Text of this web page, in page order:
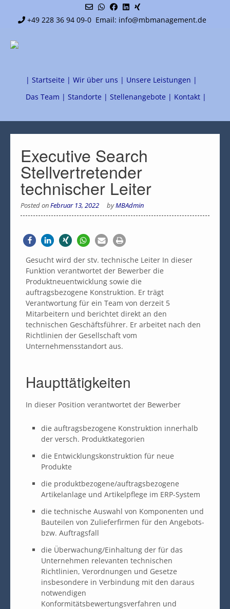
+49 228 36 94 09-0 Email: info@mbmanagement.de
| Startseite | Wir über uns | Unsere Leistungen |
Das Team | Standorte | Stellenangebote | Kontakt |
Executive Search
Stellvertretender
technischer Leiter
Posted onFebruar 13, 2022 byMBAdmin
Gesucht wird der stv. technische Leiter In dieser
Funktion verantwortet der Bewerber die
Produktneuentwicklung sowie die
auftragsbezogene Konstruktion. Er trägt
Verantwortung für ein Team von derzeit 5
Mitarbeitern und berichtet direkt an den
technischen Geschäftsführer. Er arbeitet nach den
Richtlinien der Gesellschaft vom
Unternehmensstandort aus.
Haupttätigkeiten
In dieser Position verantwortet der Bewerber
die auftragsbezogene Konstruktion innerhalb
der versch. Produktkategorien
die Entwicklungskonstruktion für neue
Produkte
die produktbezogene/auftragsbezogene
Artikelanlage und Artikelpflege im ERP-System
die technische Auswahl von Komponenten und
Bauteilen von Zulieferfirmen für den Angebots-
bzw. Auftragsfall
die Überwachung/Einhaltung der für das
Unternehmen relevanten technischen
Richtlinien, Verordnungen und Gesetze
insbesondere in Verbindung mit den daraus
notwendigen
Konformitätsbewertungsverfahren und